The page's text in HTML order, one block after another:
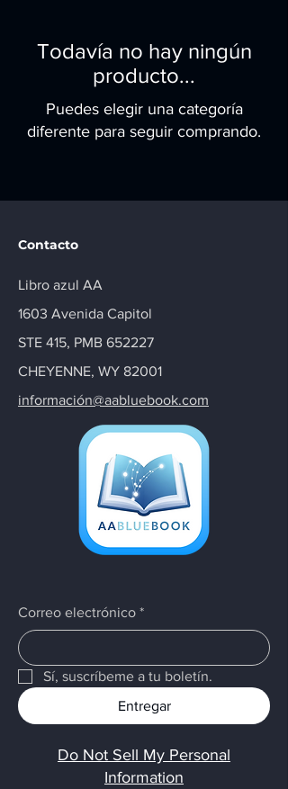
Todavía no hay ningún
producto...
Puedes elegir una categoría
diferente para seguir comprando.
Contacto
Libro azul AA
1603 Avenida Capitol
STE 415, PMB 652227
CHEYENNE, WY 82001
información@aabluebook.com
Correo electrónico *
Sí, suscríbeme a tu boletín.
Entregar
Do Not Sell My Personal
Information